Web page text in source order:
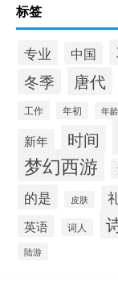
标签
专业 中国
冬季 唐代
工作 年初 年龄
新年 时间
梦幻西游
的是 皮肤
英语 词人
陆游